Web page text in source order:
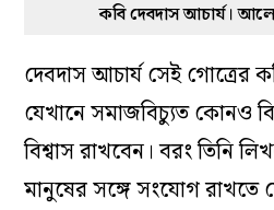
কবি দেবদাস আচার্য।
দেবদাস আচার্য সেই গোত্রের
যেখানে সমাজবিচ্যুত কোনও
বিশ্বাস রাখবেন। বরং তিনি
মানুষের সঙ্গে সংযোগ রাখতে